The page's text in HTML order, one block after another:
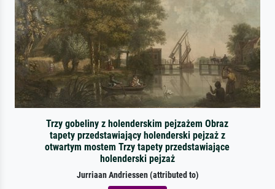
Trzy gobeliny z holenderskim pejzażem Obraz
tapety przedstawiający holenderski pejzaż z
otwartym mostem Trzy tapety przedstawiające
holenderski pejzaż
Jurriaan Andriessen (attributed to)